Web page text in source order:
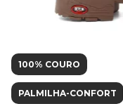
100% COURO
PALMILHA-CONFORT